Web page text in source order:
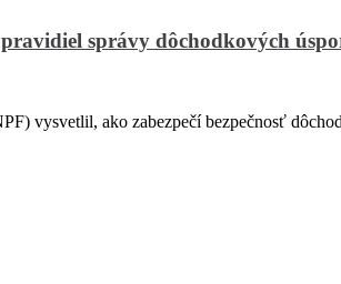
správy dôchodkových
vysvetlil, ako zabezpečí bezpečnosť